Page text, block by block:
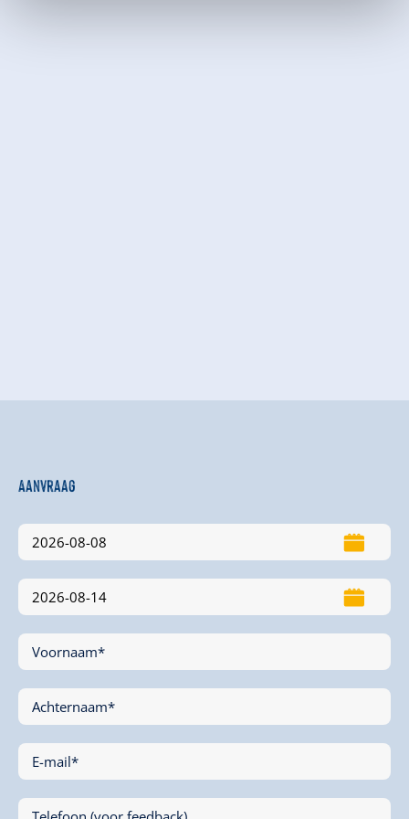
Aanvraag
Voornaam*
Achternaam*
E-mail*